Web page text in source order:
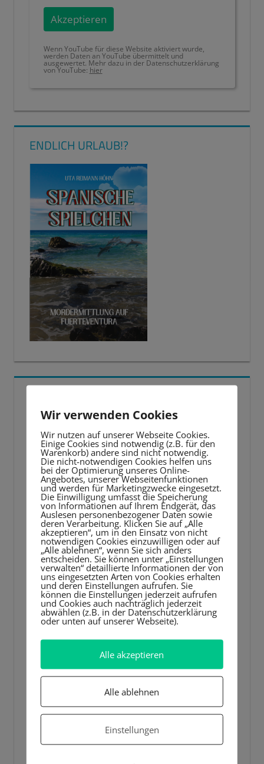
Akzeptieren
Wenn YouTube für diese Website aktiviert wurde,
werden Daten an YouTube übermittelt und
ausgewertet. Mehr dazu in der Datenschutzerklärung
von YouTube: hier
ENDLICH URLAUB!?
Video-
Player
Wir verwenden Cookies
Wir nutzen auf unserer Webseite Cookies.
Einige Cookies sind notwendig (z.B. für den
Warenkorb) andere sind nicht notwendig.
Die nicht-notwendigen Cookies helfen uns
bei der Optimierung unseres Online-
Angebotes, unserer Webseitenfunktionen
und werden für Marketingzwecke eingesetzt.
Die Einwilligung umfasst die Speicherung
von Informationen auf Ihrem Endgerät, das
Auslesen personenbezogener Daten sowie
deren Verarbeitung. Klicken Sie auf „Alle
akzeptieren“, um in den Einsatz von nicht
notwendigen Cookies einzuwilligen oder auf
„Alle ablehnen“, wenn Sie sich anders
entscheiden. Sie können unter „Einstellungen
verwalten“ detaillierte Informationen der von
uns eingesetzten Arten von Cookies erhalten
und deren Einstellungen aufrufen. Sie
können die Einstellungen jederzeit aufrufen
und Cookies auch nachträglich jederzeit
abwählen (z.B. in der Datenschutzerklärung
oder unten auf unserer Webseite).
Alle akzeptieren
Alle ablehnen
Einstellungen